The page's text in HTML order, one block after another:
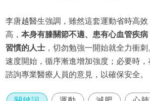
李唐越醫生強調，雖然這套運動省時高
高， 本身有膝關節不適、患有心血管疾
習慣的人士，切勿勉強一開始就全力衝
速度開始，循序漸進增加強度；必要時
諮詢專業醫療人員的意見，以確保安全。